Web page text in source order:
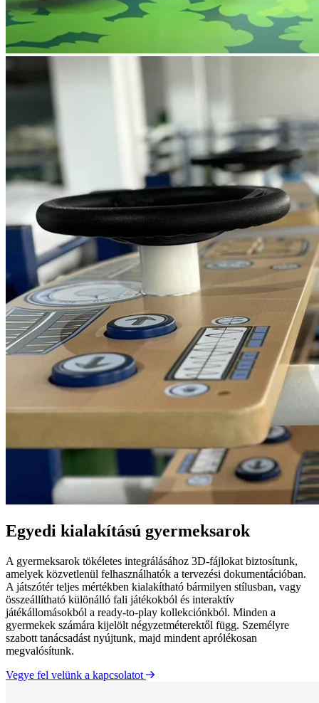
Egyedi kialakítású gyermeksarok
A gyermeksarok tökéletes integrálásához 3D-fájlokat biztosítunk,
amelyek közvetlenül felhasználhatók a tervezési dokumentációban.
A játszótér teljes mértékben kialakítható bármilyen stílusban, vagy
összeállítható különálló fali játékokból és interaktív
játékállomásokból a ready-to-play kollekciónkból. Minden a
gyermekek számára kijelölt négyzetméterektől függ. Személyre
szabott tanácsadást nyújtunk, majd mindent aprólékosan
megvalósítunk.
Vegye fel velünk a kapcsolatot